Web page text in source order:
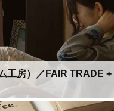
工房）／FAIR TRADE +